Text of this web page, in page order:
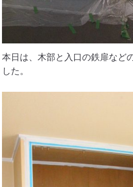
本日は、木部と入口の鉄扉など
した。